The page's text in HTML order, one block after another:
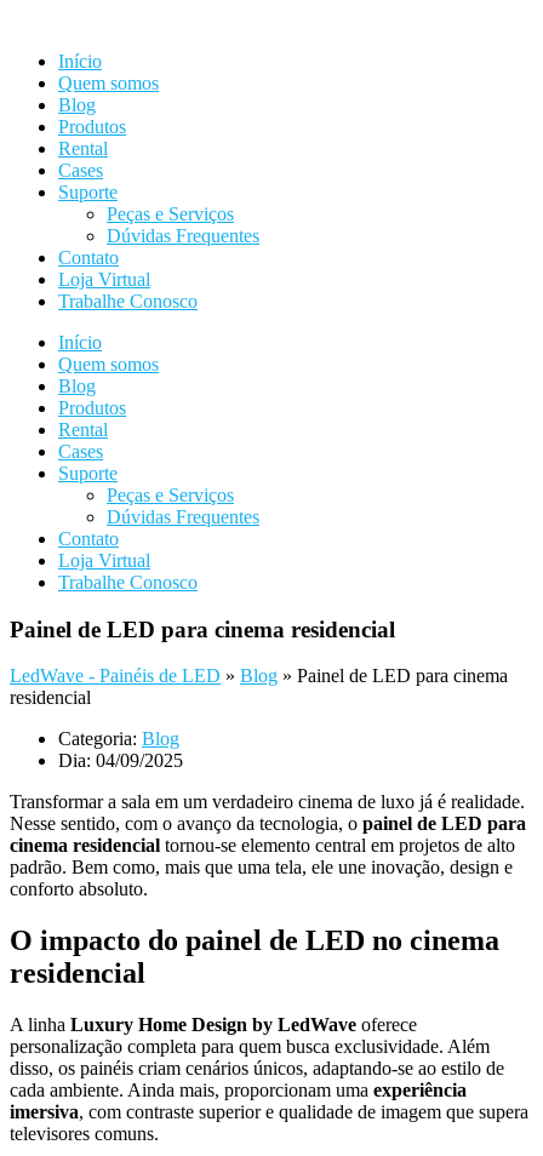
conteúdo
Início
Quem somos
Blog
Produtos
Rental
Cases
Suporte
Peças e Serviços
Dúvidas Frequentes
Contato
Loja Virtual
Trabalhe Conosco
Início
Quem somos
Blog
Produtos
Rental
Cases
Suporte
Peças e Serviços
Dúvidas Frequentes
Contato
Loja Virtual
Trabalhe Conosco
Painel de LED para cinema residencial
LedWave - Painéis de LED » Blog » Painel de LED para cinema
residencial
Categoria: Blog
Dia: 04/09/2025
Transformar a sala em um verdadeiro cinema de luxo já é realidade.
Nesse sentido, com o avanço da tecnologia, o painel de LED para
cinema residencial tornou-se elemento central em projetos de alto
padrão. Bem como, mais que uma tela, ele une inovação, design e
conforto absoluto.
O impacto do painel de LED no cinema
residencial
A linha Luxury Home Design by LedWave oferece
personalização completa para quem busca exclusividade. Além
disso, os painéis criam cenários únicos, adaptando-se ao estilo de
cada ambiente. Ainda mais, proporcionam uma experiência
imersiva, com contraste superior e qualidade de imagem que supera
televisores comuns.